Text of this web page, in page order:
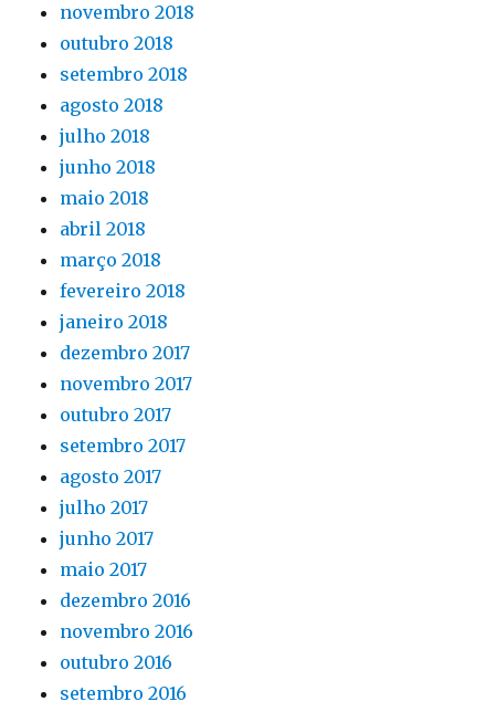
novembro 2018
outubro 2018
setembro 2018
agosto 2018
julho 2018
junho 2018
maio 2018
abril 2018
março 2018
fevereiro 2018
janeiro 2018
dezembro 2017
novembro 2017
outubro 2017
setembro 2017
agosto 2017
julho 2017
junho 2017
maio 2017
dezembro 2016
novembro 2016
outubro 2016
setembro 2016